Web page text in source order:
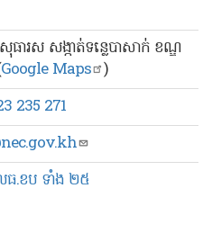
ធារស សង្កាត់ទន្លេបាសាក់ ខណ្ឌ
Google Maps )
235 271
.ខប ទាំង ២៥